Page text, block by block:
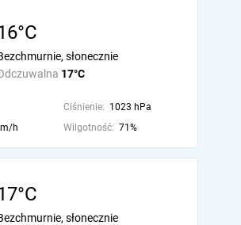
17°C
słonecznie
Ciśnienie: 1023 hPa
h Wilgotność: 71%
słonecznie